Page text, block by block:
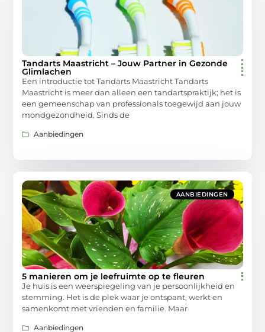
Tandarts Maastricht – Jouw Partner in Gezonde
Glimlachen
Een introductie tot Tandarts Maastricht Tandarts
Maastricht is meer dan alleen een tandartspraktijk; het is
een gemeenschap van professionals toegewijd aan jouw
mondgezondheid. Sinds de
Aanbiedingen
AANBIEDINGEN
5 manieren om je leefruimte op te fleuren
Je huis is een weerspiegeling van je persoonlijkheid en
stemming. Het is de plek waar je ontspant, werkt en
samenkomt met vrienden en familie. Maar
Aanbiedingen